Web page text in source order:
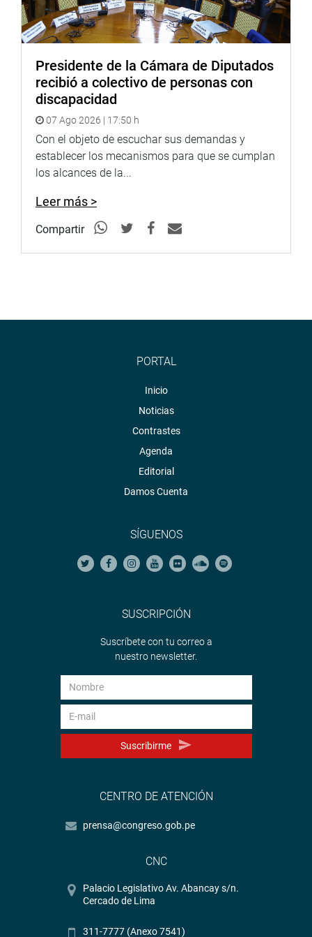
Presidente de la Cámara de Diputados
recibió a colectivo de personas con
discapacidad
07 Ago 2026 | 17:50 h
Con el objeto de escuchar sus demandas y
establecer los mecanismos para que se cumplan
los alcances de la...
Leer más >
Compartir
PORTAL
Inicio
Noticias
Contrastes
Agenda
Editorial
Damos Cuenta
SÍGUENOS
SUSCRIPCIÓN
Suscríbete con tu correo a
nuestro newsletter.
Suscribirme
CENTRO DE ATENCIÓN
prensa@congreso.gob.pe
CNC
Palacio Legislativo Av. Abancay s/n.
Cercado de Lima
311-7777 (Anexo 7541)